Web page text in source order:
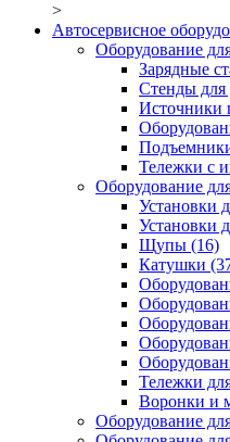
>
Автосервисное
Оборудование
Зарядные
Стенды для
Источники
Тележки с
Оборудование
Установки
Установки
Щупы (16)
Катушки
Тележки
Воронки и
Оборудование